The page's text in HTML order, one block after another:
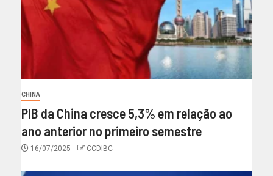
CHINA
PIB da China cresce 5,3% em relação ao
ano anterior no primeiro semestre
16/07/2025 CCDIBC